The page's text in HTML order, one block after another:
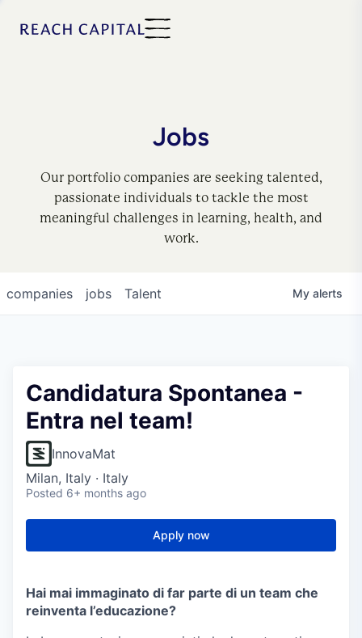
Jobs
Our portfolio companies are seeking talented,
passionate individuals to tackle the most
meaningful challenges in learning, health, and
work.
jobs
companies Talent My alerts
Candidatura Spontanea -
Entra nel team!
InnovaMat
Milan, Italy · Italy
Posted 6+ months ago
Apply now
Hai mai immaginato di far parte di un team che
reinventa l’educazione?